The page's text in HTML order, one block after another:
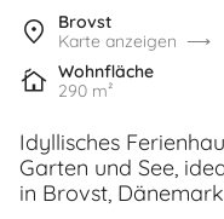
Brovst
Karte anzeigen
Wohnfläche
290 m²
Idyllisches
Garten und See,
in Brovst,